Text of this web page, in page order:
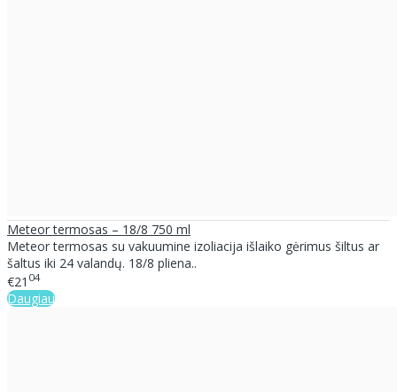
Meteor termosas – 18/8 750 ml
Meteor termosas su vakuumine izoliacija išlaiko gėrimus šiltus ar
šaltus iki 24 valandų. 18/8 pliena..
€21 04
Daugiau